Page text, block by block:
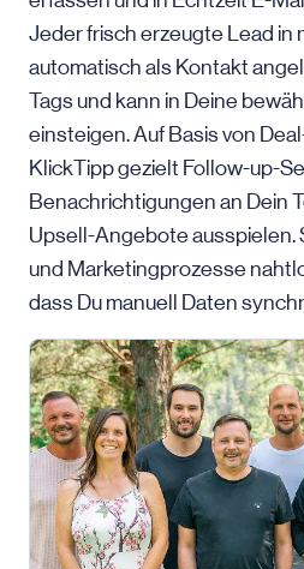
Jeder frisch erzeugte Lead in
automatisch als Kontakt
Tags und kann in Deine
einsteigen. Auf Basis von
KlickTipp gezielt Follow-up-
Benachrichtigungen an Dein
Upsell-Angebote ausspielen.
und Marketingprozesse
dass Du manuell Daten